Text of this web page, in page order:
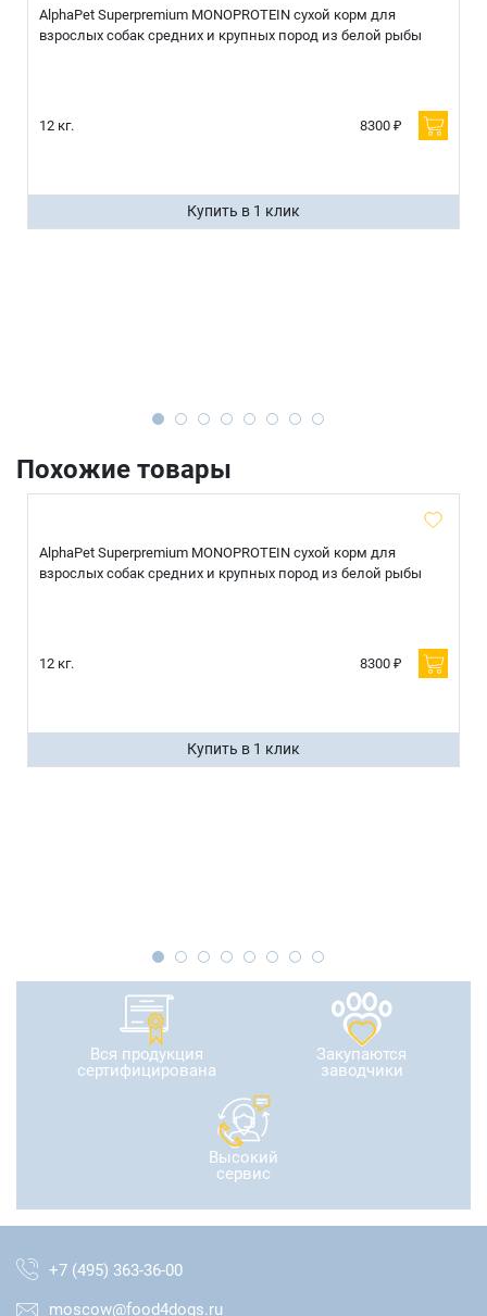
AlphaPet Superpremium MONOPROTEIN сухой корм для
взрослых собак средних и крупных пород из белой рыбы
12 кг. 8300 ₽
Купить в 1 клик
Похожие товары
AlphaPet Superpremium MONOPROTEIN сухой корм для
взрослых собак средних и крупных пород из белой рыбы
12 кг. 8300 ₽
Купить в 1 клик
Вся продукция
сертифицирована
Закупаются
заводчики
Высокий
сервис
+7 (495) 363-36-00
moscow@food4dogs.ru